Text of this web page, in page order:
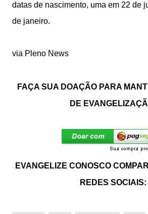
datas de nascimento, uma em 22 de
de janeiro.
via Pleno News
FAÇA SUA DOAÇÃO PARA
DE
EVANGELIZE CONOSCO
REDES SOCIAIS: